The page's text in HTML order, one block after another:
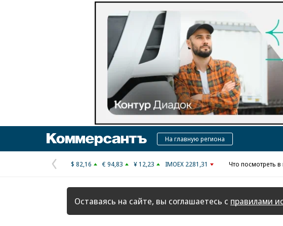
КоммерсантъНа главную региона
Предыдущая
страница
$ 82,16 € 94,83 ¥ 12,23 IMOEX 2281,31 Что посмотреть в
Оставаясь на сайте, вы соглашаетесь с правилами